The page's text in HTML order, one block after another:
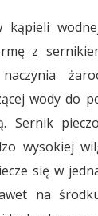
z
wody do
Sernik
wysokiej
się w
na